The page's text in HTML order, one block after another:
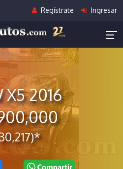
Regístrate Ingresar
X5 2016